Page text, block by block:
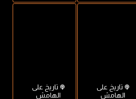
تاريخ على
الهامش
تاريخ على
الهامش